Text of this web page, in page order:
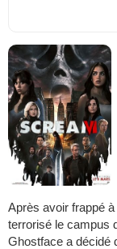
Après avoir frappé
terrorisé le campus
Ghostface a décidé